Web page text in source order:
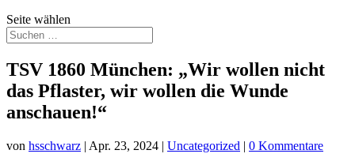
Seite wählen
TSV 1860 München: „Wir wollen nicht
das Pflaster, wir wollen die Wunde
anschauen!“
von hsschwarz | Apr. 23, 2024 | Uncategorized | 0 Kommentare